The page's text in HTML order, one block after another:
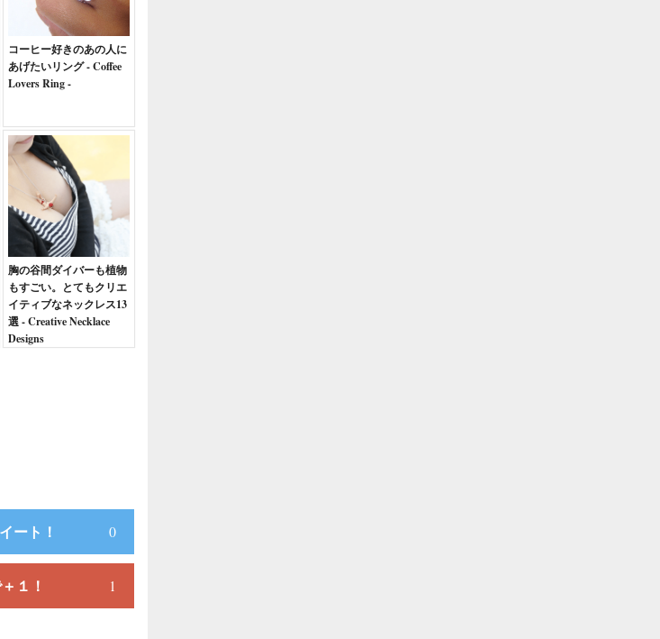
コーヒー好きのあの人に
あげたいリング - Coffee
Lovers Ring -
胸の谷間ダイバーも植物
もすごい。とてもクリエ
イティブなネックレス13
選 - Creative Necklace
Designs
ート！ 0
１！ 1